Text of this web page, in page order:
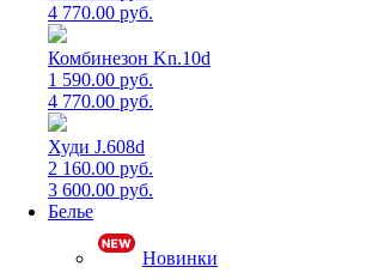
4 770.00 руб.
Комбинезон Kn.10d
1 590.00 руб.
4 770.00 руб.
Худи J.608d
2 160.00 руб.
3 600.00 руб.
Белье
Новинки